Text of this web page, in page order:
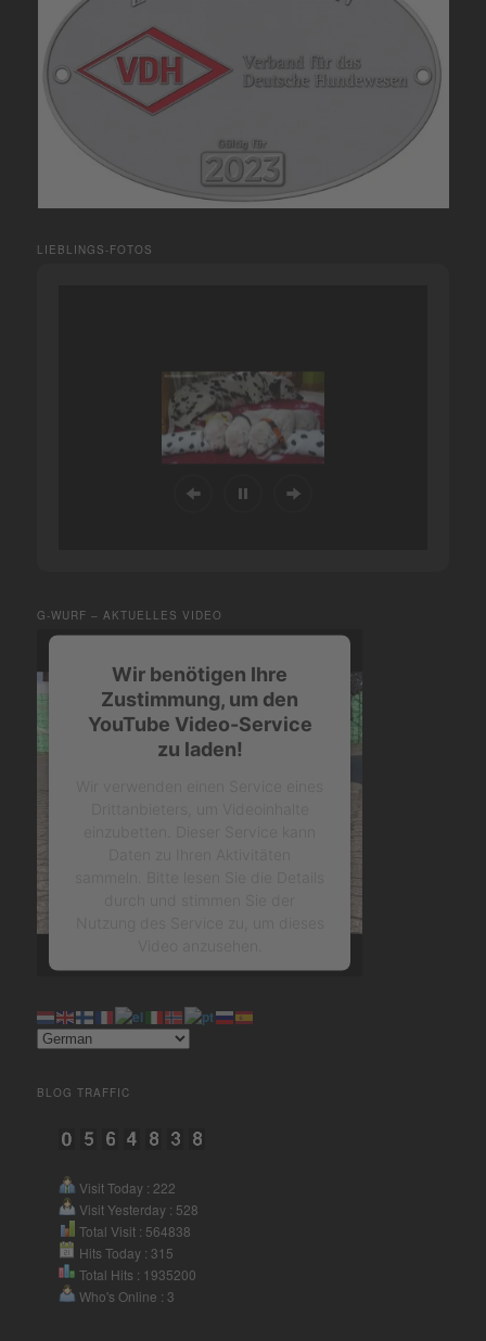
LIEBLINGS-FOTOS
G-WURF – AKTUELLES VIDEO
Wir benötigen Ihre
Zustimmung, um den
YouTube Video-Service
zu laden!
Mehr Informationen
Consent Management Platform
eRecht24
BLOG TRAFFIC
Visit Today : 222
Visit Yesterday : 528
Total Visit : 564838
Hits Today : 315
Total Hits : 1935200
Who's Online : 3